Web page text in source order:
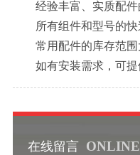
经验丰富、实质配件
所有组件和型号的快
常用配件的库存范围
如有安装需求，可提
在线留言